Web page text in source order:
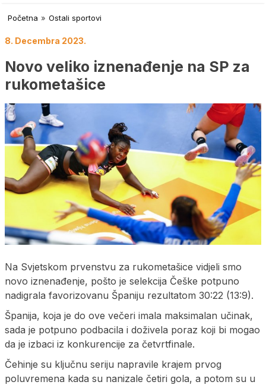
Početna » Ostali sportovi
8. Decembra 2023.
Novo veliko iznenađenje na SP za
rukometašice
Na Svjetskom prvenstvu za rukometašice vidjeli smo
novo iznenađenje, pošto je selekcija Češke potpuno
nadigrala favorizovanu Španiju rezultatom 30:22 (13:9).
Španija, koja je do ove večeri imala maksimalan učinak,
sada je potpuno podbacila i doživela poraz koji bi mogao
da je izbaci iz konkurencije za četvrtfinale.
Čehinje su ključnu seriju napravile krajem prvog
poluvremena kada su nanizale četiri gola, a potom su u